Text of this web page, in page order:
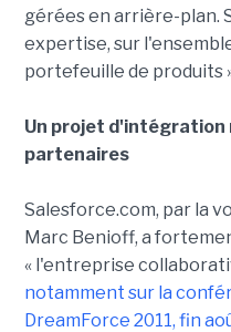
gérées en arrière-plan.
expertise, sur
portefeuille de produits
Un projet d'intégration
partenaires
Salesforce.com, par la
Marc Benioff, a
« l'entreprise
notamment sur la
DreamForce 2011, fin